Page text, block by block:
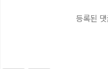
등록된